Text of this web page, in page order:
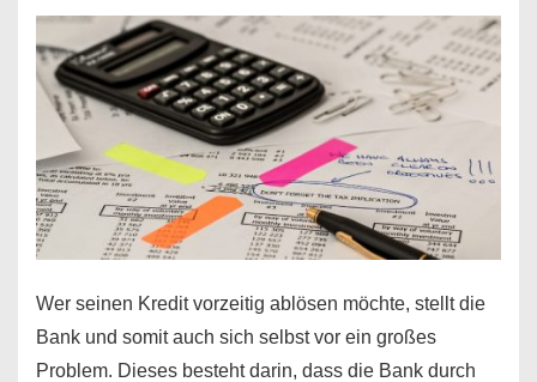
Mit
diesen
Regeln!
Wer seinen Kredit vorzeitig ablösen möchte, stellt die
Bank und somit auch sich selbst vor ein großes
Problem. Dieses besteht darin, dass die Bank durch